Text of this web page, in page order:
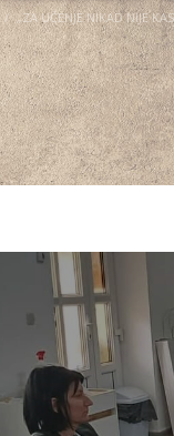
„ZA UČENJE NIKAD NIJE